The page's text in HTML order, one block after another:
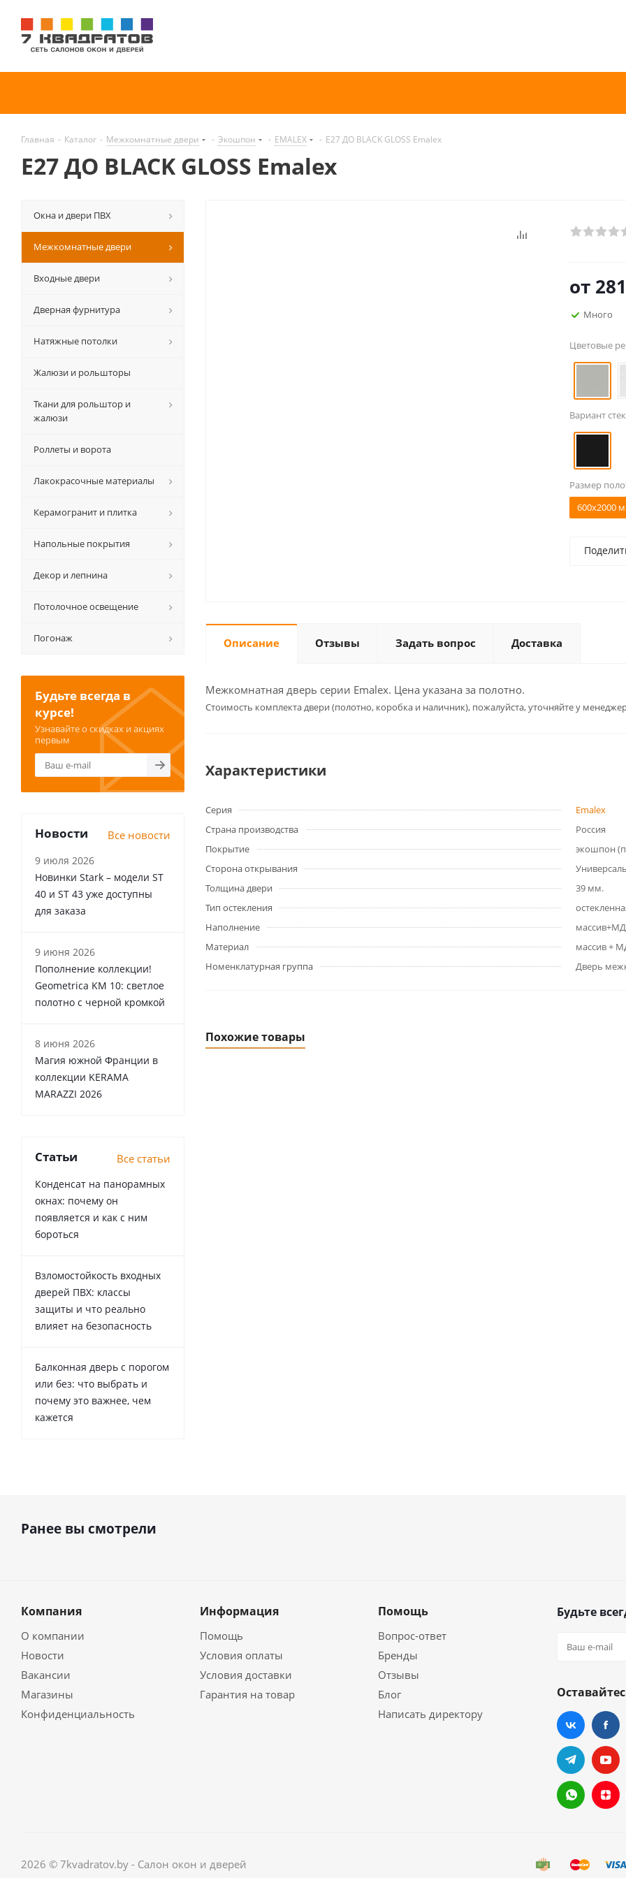
Главная - Каталог - Межкомнатные двери - Экошпон - EMALEX - E27 ДО BLACK GLOSS Emalex
E27 ДО BLACK GLOSS Emalex
от
Много
Цветовые
Вариант
Размер
600x2000
Описание Отзывы Задать вопрос Доставка
Межкомнатная дверь серии Emalex. Цена указана за полотно.
Cтоимость комплекта двери (полотно, коробка и наличник), пожалуйста, уточняйте у
Характеристики
Серия
Emalex
Страна производства
Россия
Покрытие
экошпон
Сторона открывания
Толщина двери
39 мм.
Тип остекления
Наполнение
Материал
массив +
Номенклатурная группа
Дверь
Похожие товары
Окна и двери ПВХ
Межкомнатные двери
Входные двери
Дверная фурнитура
Натяжные потолки
Жалюзи и рольшторы
Ткани для рольштор и
жалюзи
Роллеты и ворота
Лакокрасочные материалы
Керамогранит и плитка
Напольные покрытия
Декор и лепнина
Потолочное освещение
Погонаж
Будьте всегда в
курсе!
Узнавайте о скидках и акциях
первым
Новости Все новости
9 июля 2026
Новинки Stark – модели ST
40 и ST 43 уже доступны
для заказа
9 июня 2026
Пополнение коллекции!
Geometrica KM 10: светлое
полотно с черной кромкой
8 июня 2026
Магия южной Франции в
коллекции KERAMA
MARAZZI 2026
Статьи Все статьи
Конденсат на панорамных
окнах: почему он
появляется и как с ним
бороться
Взломостойкость входных
дверей ПВХ: классы
защиты и что реально
влияет на безопасность
Балконная дверь с порогом
или без: что выбрать и
почему это важнее, чем
кажется
Ранее вы смотрели
Компания
О компании
Новости
Вакансии
Магазины
Конфиденциальность
Информация
Помощь
Условия оплаты
Условия доставки
Гарантия на товар
Помощь
Вопрос-ответ
Бренды
Отзывы
Блог
Написать директору
Будьте
2026 © 7kvadratov.by - Салон окон и дверей